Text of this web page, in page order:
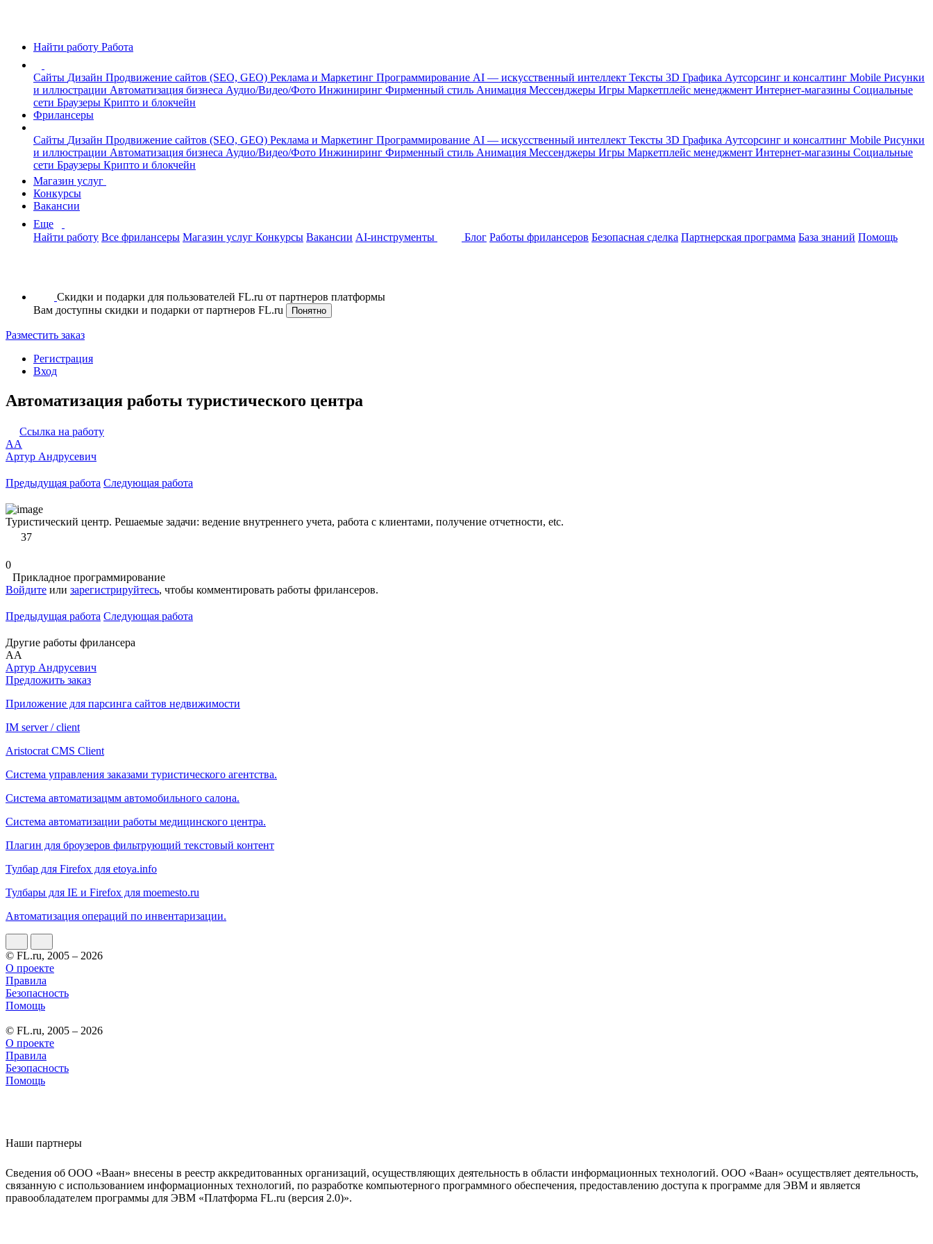
Найти работу Работа
Сайты Дизайн Продвижение сайтов (SEO, GEO) Реклама и Маркетинг Программирование AI — искусственный интеллект Тексты 3D Графика Аутсорсинг и консалтинг Mobile Рисунки
и иллюстрации Автоматизация бизнеса Аудио/Видео/Фото Инжиниринг Фирменный стиль Анимация Мессенджеры Игры Маркетплейс менеджмент Интернет-магазины Социальные
сети Браузеры Крипто и блокчейн
Фрилансеры
Сайты Дизайн Продвижение сайтов (SEO, GEO) Реклама и Маркетинг Программирование AI — искусственный интеллект Тексты 3D Графика Аутсорсинг и консалтинг Mobile Рисунки
и иллюстрации Автоматизация бизнеса Аудио/Видео/Фото Инжиниринг Фирменный стиль Анимация Мессенджеры Игры Маркетплейс менеджмент Интернет-магазины Социальные
сети Браузеры Крипто и блокчейн
Магазин услуг
Конкурсы
Вакансии
Еще
Найти работу Все фрилансеры Магазин услуг Конкурсы Вакансии AI-инструменты Блог Работы фрилансеров Безопасная сделка Партнерская программа База знаний Помощь
Скидки и подарки для пользователей FL.ru от партнеров платформы
Вам доступны скидки и подарки от партнеров FL.ru
Понятно
Разместить заказ
Регистрация
Вход
Автоматизация работы туристического центра
Ссылка на работу
АА
Артур Андрусевич
Предыдущая работа Следующая работа
Туристический центр. Решаемые задачи: ведение внутреннего учета, работа с клиентами, получение отчетности, etc.
37
0
Прикладное программирование
Войдите или зарегистрируйтесь, чтобы комментировать работы фрилансеров.
Предыдущая работа Следующая работа
Другие работы фрилансера
АА
Артур Андрусевич
Предложить заказ
Приложение для парсинга сайтов недвижимости
IM server / client
Aristocrat CMS Client
Система управления заказами туристического агентства.
Система автоматизацмм автомобильного салона.
Система автоматизации работы медицинского центра.
Плагин для броузеров фильтрующий текстовый контент
Тулбар для Firefox для etoya.info
Тулбары для IE и Firefox для moemesto.ru
Автоматизация операций по инвентаризации.
© FL.ru, 2005 – 2026
О проекте
Правила
Безопасность
Помощь
© FL.ru, 2005 – 2026
О проекте
Правила
Безопасность
Помощь
Наши партнеры
Сведения об ООО «Ваан» внесены в реестр аккредитованных организаций, осуществляющих деятельность в области информационных технологий. ООО «Ваан» осуществляет деятельность,
связанную с использованием информационных технологий, по разработке компьютерного программного обеспечения, предоставлению доступа к программе для ЭВМ и является
правообладателем программы для ЭВМ «Платформа FL.ru (версия 2.0)».